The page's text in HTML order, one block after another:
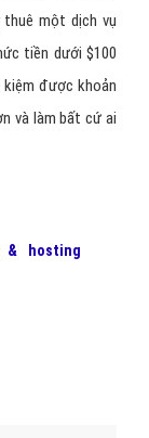
thuê một dịch vụ
tiền dưới $100
được khoản
và làm bất cứ ai
& hosting